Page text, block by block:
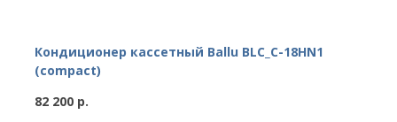
Кондиционер кассетный Ballu BLC_C-18HN1
(compact)
82 200 р.